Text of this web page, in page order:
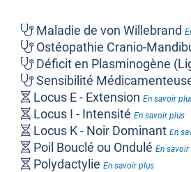
Maladie de von Willebrand
Ostéopathie Cranio-
Déficit en Plasminogène
Sensibilité
Locus E - Extension En savoir
Locus I - Intensité En savoir plus
Locus K - Noir Dominant En
Poil Bouclé ou Ondulé En savoir
Polydactylie En savoir plus